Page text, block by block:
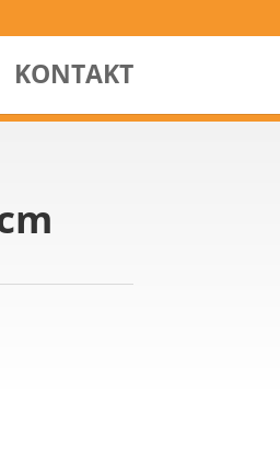
KONTAKT